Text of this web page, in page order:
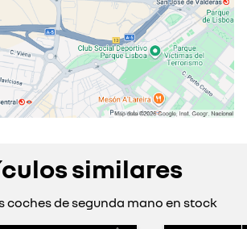
similares
coches de segunda mano en stock